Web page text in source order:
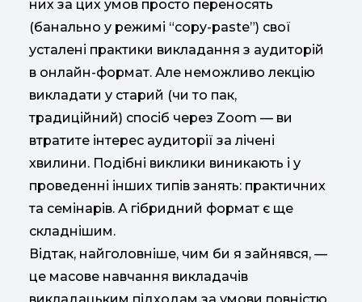
них за цих умов просто переносять
(банально у режимі “copy-paste”) свої
усталені практики викладання з аудиторій
в онлайн-формат. Але неможливо лекцію
викладати у старий (чи то пак,
традиційний) спосіб через Zoom — ви
втратите інтерес аудиторії за лічені
хвилини. Подібні виклики виникають і у
проведенні інших типів занять: практичних
та семінарів. А гібридний формат є ще
складнішим.
Відтак, найголовніше, чим би я зайнявся, —
це масове навчання викладачів